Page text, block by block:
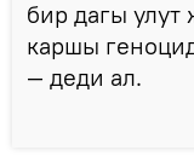
бир дагы
каршы
— деди ал.